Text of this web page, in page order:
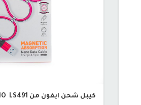
كيبل شحن ايفون من LDENIO LS491